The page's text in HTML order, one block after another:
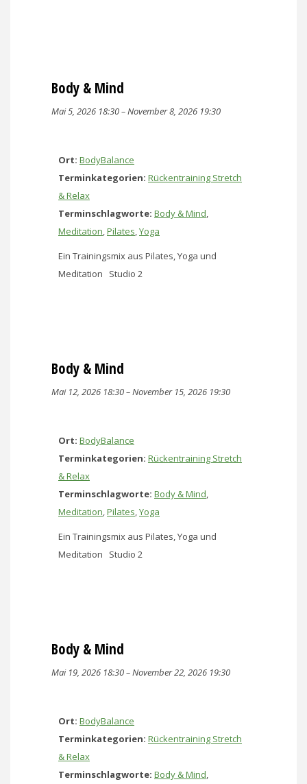
Body & Mind
Mai 5, 2026 18:30–November 8, 2026 19:30
Ort: BodyBalance
Terminkategorien: Rückentraining Stretch
& Relax
Terminschlagworte: Body & Mind,
Meditation,Pilates,Yoga
Ein Trainingsmix aus Pilates, Yoga und
Meditation Studio 2
Body & Mind
Mai 12, 2026 18:30–November 15, 2026 19:30
Ort: BodyBalance
Terminkategorien: Rückentraining Stretch
& Relax
Terminschlagworte: Body & Mind,
Meditation,Pilates,Yoga
Ein Trainingsmix aus Pilates, Yoga und
Meditation Studio 2
Body & Mind
Mai 19, 2026 18:30–November 22, 2026 19:30
Ort: BodyBalance
Terminkategorien: Rückentraining Stretch
& Relax
Terminschlagworte: Body & Mind,